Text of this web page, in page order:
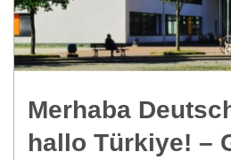
R
E
Mer­haba
hallo Tür­kiye! –